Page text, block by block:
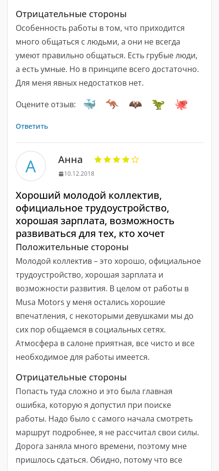
Отрицательные стороны
Особенность работы в том, что приходится
много общаться с людьми, а они не всегда
умеют правильно общаться. Есть грубые люди,
а есть умные. Но в принципе всего достаточно.
Для меня явных недостатков нет.
Оцените отзыв:
Ответить
А Анна
10.12.2018
Хороший молодой коллектив,
официальное трудоустройство,
хорошая зарплата, возможность
развиваться для тех, кто хочет
Положительные стороны
Молодой коллектив – это хорошо, официальное
трудоустройство, хорошая зарплата и
возможности развития. В целом от работы в
Musa Motors у меня остались хорошие
впечатления, с некоторыми девушками мы до
сих пор общаемся в социальных сетях.
Атмосфера в салоне приятная, все чисто и все
необходимое для работы имеется.
Отрицательные стороны
Попасть туда сложно и это была главная
ошибка, которую я допустил при поиске
работы. Надо было с самого начала смотреть
маршрут подробнее, я не рассчитал свои силы.
Дорога заняла много времени, поэтому мне
пришлось сдаться. Обидно, потому что все